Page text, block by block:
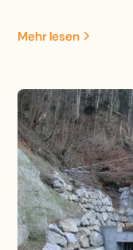
Gewässerraum,
Mehr lesen